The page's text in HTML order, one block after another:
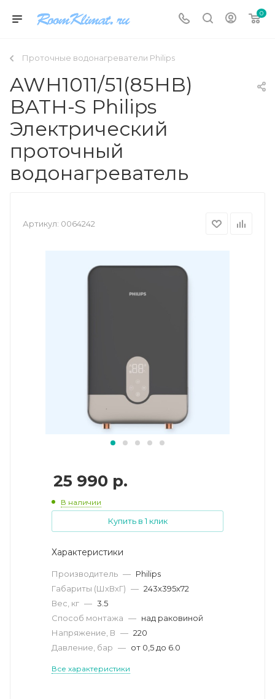
0
Проточные водонагреватели Philips
AWH1011/51(85HB)
BATH-S Philips
Электрический
проточный
водонагреватель
Артикул: 0064242
25 990 р.
В наличии
Купить в 1 клик
Характеристики
Производитель — Philips
Габариты (ШхВхГ) — 243х395х72
Вес, кг — 3.5
Способ монтажа — над раковиной
Напряжение, В — 220
Давление, бар — от 0,5 до 6.0
Все характеристики